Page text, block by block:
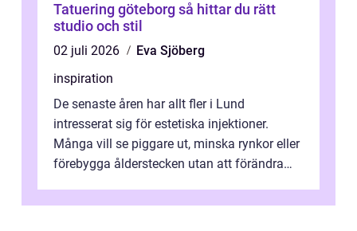
Tatuering göteborg så hittar du rätt
studio och stil
02 juli 2026
Eva Sjöberg
inspiration
De senaste åren har allt fler i Lund
intresserat sig för estetiska injektioner.
Många vill se piggare ut, minska rynkor eller
förebygga ålderstecken utan att förändra